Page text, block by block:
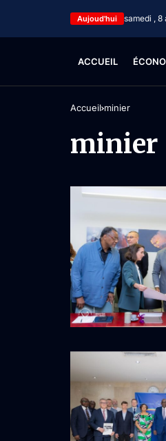
Aujoud'hui samedi , 8
ACCUEIL
Accueil minier
minier